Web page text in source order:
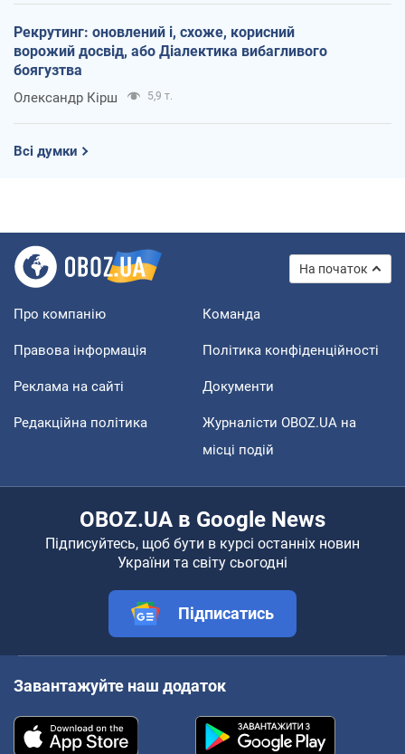
Рекрутинг: оновлений і, схоже, корисний
ворожий досвід, або Діалектика вибагливого
боягузтва
Олександр Кірш 5,9 т.
Всі думки
На початок
Про компанію Команда
Правова інформація Політика конфіденційності
Реклама на сайті Документи
Редакційна політика
Журналісти OBOZ.UA на
місці подій
OBOZ.UA в Google News
Підписуйтесь, щоб бути в курсі останніх новин
України та світу сьогодні
Підписатись
Завантажуйте наш додаток